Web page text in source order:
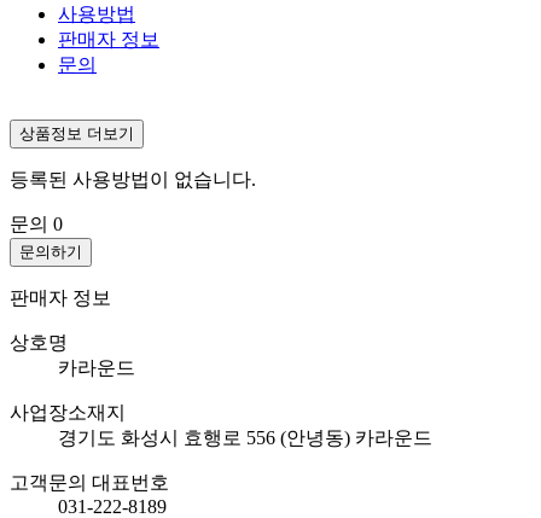
사용방법
판매자 정보
문의
상품정보 더보기
등록된 사용방법이 없습니다.
문의 0
문의하기
판매자 정보
상호명
카라운드
사업장소재지
경기도 화성시 효행로 556 (안녕동) 카라운드
고객문의 대표번호
031-222-8189